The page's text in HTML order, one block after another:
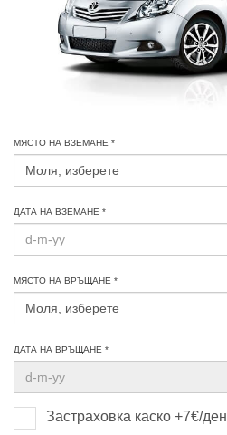
МЯСТО НА ВЗЕМАНЕ *
ДАТА НА ВЗЕМАНЕ *
МЯСТО НА ВРЪЩАНЕ *
ДАТА НА ВРЪЩАНЕ *
Застраховка каско +7€/ден